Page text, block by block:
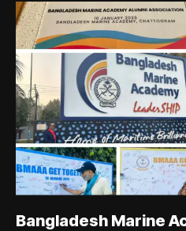
Bangladesh Marine